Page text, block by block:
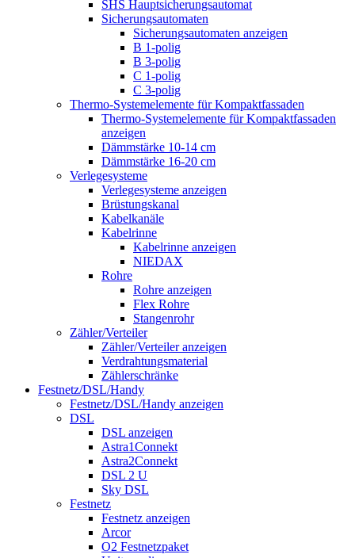
SHS Hauptsicherungsautomat
Sicherungsautomaten
Sicherungsautomaten anzeigen
B 1-polig
B 3-polig
C 1-polig
C 3-polig
Thermo-Systemelemente für Kompaktfassaden
Thermo-Systemelemente für Kompaktfassaden
anzeigen
Dämmstärke 10-14 cm
Dämmstärke 16-20 cm
Verlegesysteme
Verlegesysteme anzeigen
Brüstungskanal
Kabelkanäle
Kabelrinne
Kabelrinne anzeigen
NIEDAX
Rohre
Rohre anzeigen
Flex Rohre
Stangenrohr
Zähler/Verteiler
Zähler/Verteiler anzeigen
Verdrahtungsmaterial
Zählerschränke
Festnetz/DSL/Handy
Festnetz/DSL/Handy anzeigen
DSL
DSL anzeigen
Astra1Connekt
Astra2Connekt
DSL 2 U
Sky DSL
Festnetz
Festnetz anzeigen
Arcor
O2 Festnetzpaket